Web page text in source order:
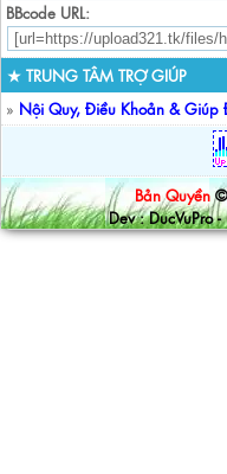
BBcode URL:
★ TRUNG TÂM TRỢ GIÚP
» Nội Quy, Điều Khoản & Giúp
Bản Quyền
Dev : DucVuPro